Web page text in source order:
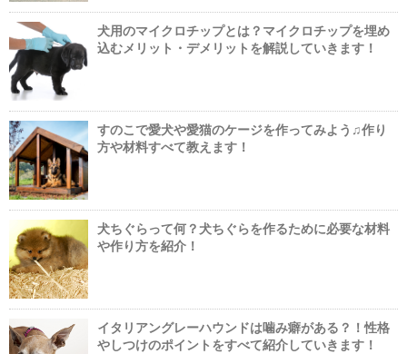
犬用のマイクロチップとは？マイクロチップを埋め
込むメリット・デメリットを解説していきます！
すのこで愛犬や愛猫のケージを作ってみよう♫作り
方や材料すべて教えます！
犬ちぐらって何？犬ちぐらを作るために必要な材料
や作り方を紹介！
イタリアングレーハウンドは噛み癖がある？！性格
やしつけのポイントをすべて紹介していきます！